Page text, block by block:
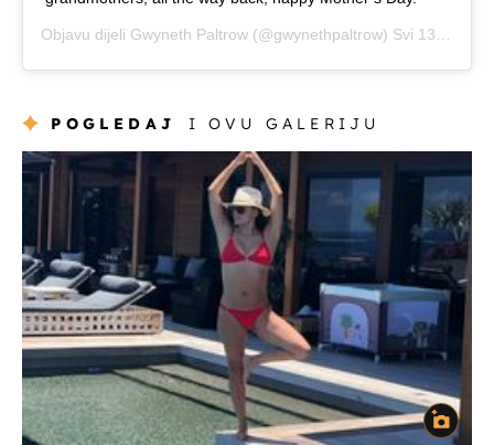
Objavu dijeli Gwyneth Paltrow (@gwynethpaltrow) Svi 13, 2018 u 3:38 PDT
POGLEDAJ I OVU GALERIJU